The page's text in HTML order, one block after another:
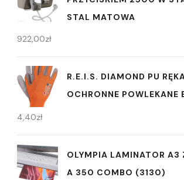
STAL MATOWA
922,00zł
R.E.I.S. DIAMOND PU
OCHRONNE POWLEKANE
4,40zł
OLYMPIA LAMINATOR A3
A 350 COMBO (3130)